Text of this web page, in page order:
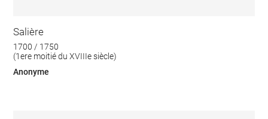
Salière
1700 / 1750
(1ere moitié du XVIIIe siècle)
Anonyme